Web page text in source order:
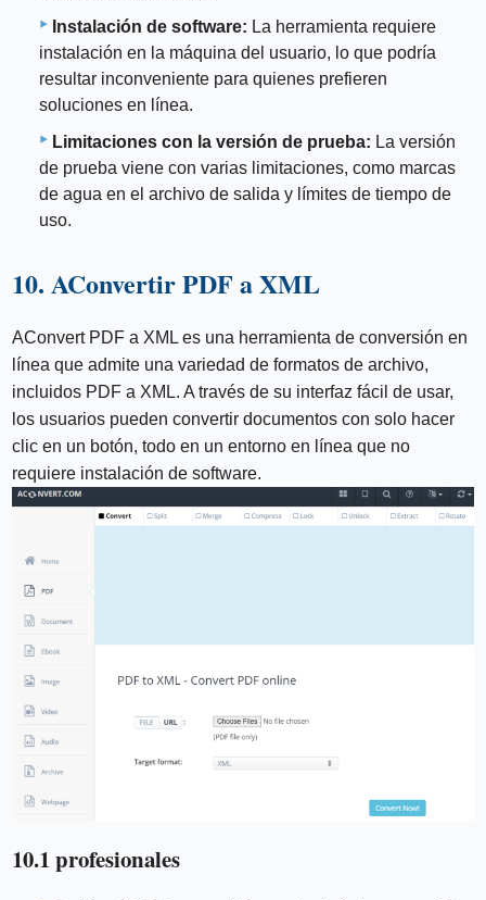
Instalación de software: La herramienta requiere
instalación en la máquina del usuario, lo que podría
resultar inconveniente para quienes prefieren
soluciones en línea.
Limitaciones con la versión de prueba: La versión
de prueba viene con varias limitaciones, como marcas
de agua en el archivo de salida y límites de tiempo de
uso.
10. AConvertir PDF a XML
AConvert PDF a XML es una herramienta de conversión en
línea que admite una variedad de formatos de archivo,
incluidos PDF a XML. A través de su interfaz fácil de usar,
los usuarios pueden convertir documentos con solo hacer
clic en un botón, todo en un entorno en línea que no
requiere instalación de software.
10.1 profesionales